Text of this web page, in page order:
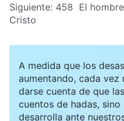
Siguiente: 458 El
Cristo
A medida que los
aumentando, cada vez
darse cuenta de que
cuentos de hadas,
desarrolla ante